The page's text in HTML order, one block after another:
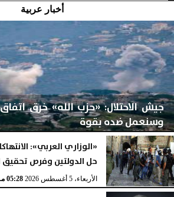
أخبار عربية
جيش الاحتلال: «حزب الله» خرق
وسنعمل ضده بقوة
الأربعاء، 5 أغسطس 2026 06:17 مـ
«الوزاري العربي»:
حل الدولتين وفرص تحقيق
الأربعاء، 5 أغسطس 2026 05:28 مـ